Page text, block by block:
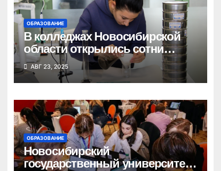
ОБРАЗОВАНИЕ
В колледжах Новосибирской
области открылись сотни
новых бюджетных мест
АВГ 23, 2025
ОБРАЗОВАНИЕ
Новосибирский
государственный университет